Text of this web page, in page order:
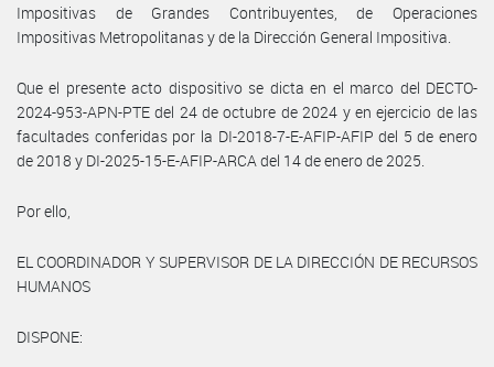
Impositivas de Grandes Contribuyentes, de Operaciones
Impositivas Metropolitanas y de la Dirección General Impositiva.
Que el presente acto dispositivo se dicta en el marco del DECTO-
2024-953-APN-PTE del 24 de octubre de 2024 y en ejercicio de las
facultades conferidas por la DI-2018-7-E-AFIP-AFIP del 5 de enero
de 2018 y DI-2025-15-E-AFIP-ARCA del 14 de enero de 2025.
Por ello,
EL COORDINADOR Y SUPERVISOR DE LA DIRECCIÓN DE RECURSOS
HUMANOS
DISPONE: